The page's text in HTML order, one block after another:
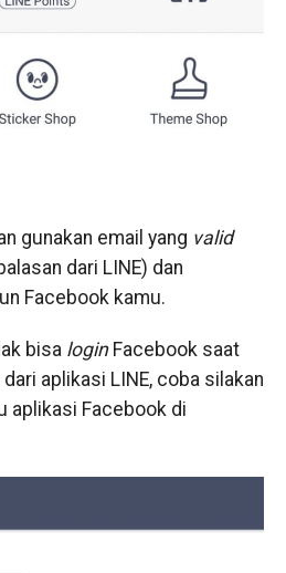
gunakan email yang valid
dari LINE) dan
Facebook kamu.
bisa loginFacebook saat
aplikasi LINE, coba silakan
aplikasi Facebook di